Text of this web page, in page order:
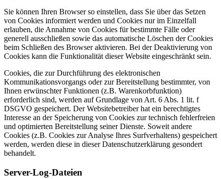
Sie können Ihren Browser so einstellen, dass Sie über das Setzen
von Cookies informiert werden und Cookies nur im Einzelfall
erlauben, die Annahme von Cookies für bestimmte Fälle oder
generell ausschließen sowie das automatische Löschen der Cookies
beim Schließen des Browser aktivieren. Bei der Deaktivierung von
Cookies kann die Funktionalität dieser Website eingeschränkt sein.
Cookies, die zur Durchführung des elektronischen
Kommunikationsvorgangs oder zur Bereitstellung bestimmter, von
Ihnen erwünschter Funktionen (z.B. Warenkorbfunktion)
erforderlich sind, werden auf Grundlage von Art. 6 Abs. 1 lit. f
DSGVO gespeichert. Der Websitebetreiber hat ein berechtigtes
Interesse an der Speicherung von Cookies zur technisch fehlerfreien
und optimierten Bereitstellung seiner Dienste. Soweit andere
Cookies (z.B. Cookies zur Analyse Ihres Surfverhaltens) gespeichert
werden, werden diese in dieser Datenschutzerklärung gesondert
behandelt.
Server-Log-Dateien